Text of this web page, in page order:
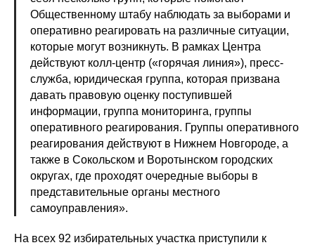
Общественному штабу наблюдать за выборами и
оперативно реагировать на различные ситуации,
которые могут возникнуть. В рамках Центра
действуют колл-центр («горячая линия»), пресс-
служба, юридическая группа, которая призвана
давать правовую оценку поступившей
информации, группа мониторинга, группы
оперативного реагирования. Группы оперативного
реагирования действуют в Нижнем Новгороде, а
также в Сокольском и Воротынском городских
округах, где проходят очередные выборы в
представительные органы местного
самоуправления».
На всех 92 избирательных участка приступили к